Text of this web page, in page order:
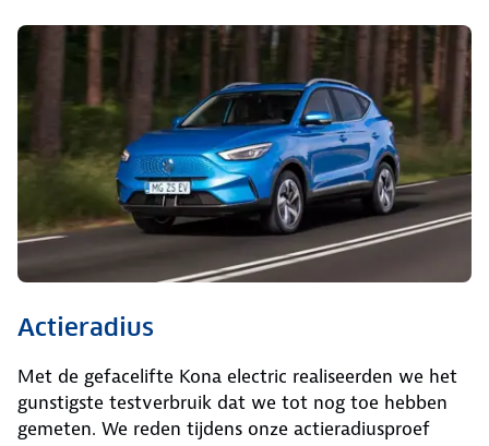
Actieradius
Met de gefacelifte Kona electric realiseerden we het
gunstigste testverbruik dat we tot nog toe hebben
gemeten. We reden tijdens onze actieradiusproef